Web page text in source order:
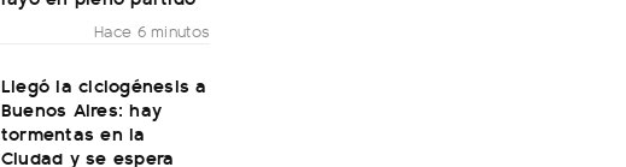
Hace 6 minutos
Llegó la ciclogénesis a
Buenos Aires: hay
tormentas en la
Ciudad y se espera